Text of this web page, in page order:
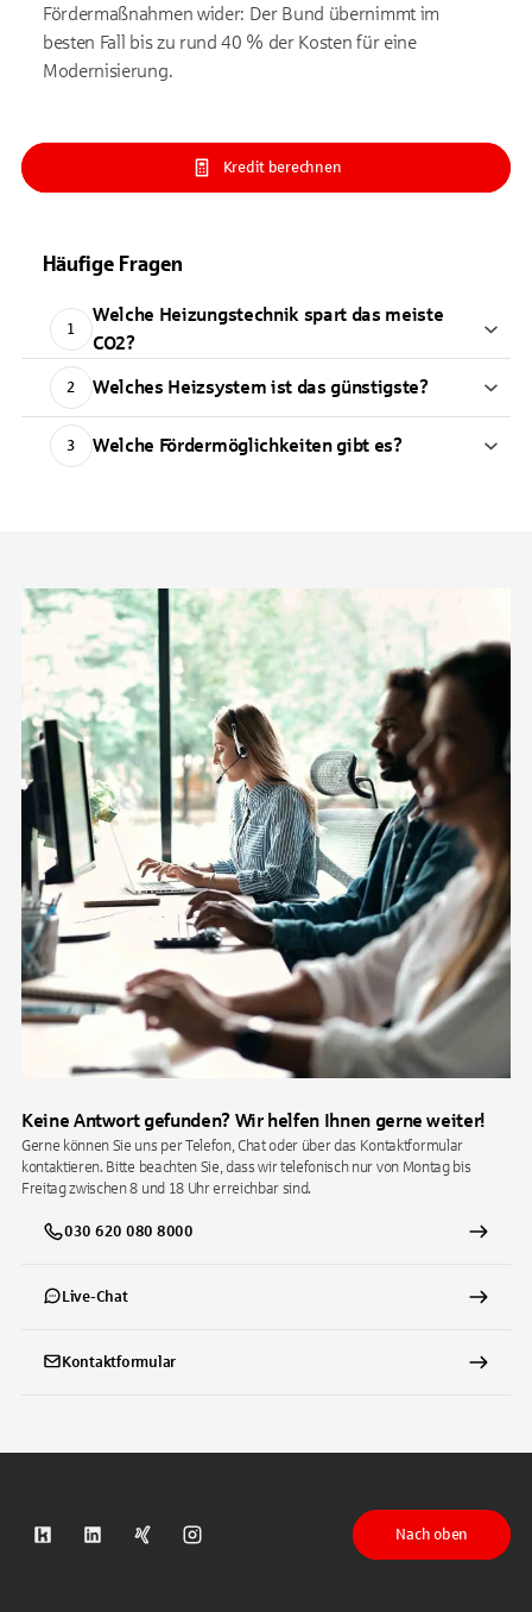
Fördermaßnahmen wider: Der Bund übernimmt im
besten Fall bis zu rund 40 % der Kosten für eine
Modernisierung.
Kredit berechnen
Häufige Fragen
1
Welche Heizungstechnik spart das meiste
CO2?
2 Welches Heizsystem ist das günstigste?
3 Welche Fördermöglichkeiten gibt es?
Keine Antwort gefunden? Wir helfen Ihnen gerne weiter!
Gerne können Sie uns per Telefon, Chat oder über das Kontaktformular
kontaktieren. Bitte beachten Sie, dass wir telefonisch nur von Montag bis
Freitag zwischen 8 und 18 Uhr erreichbar sind.
030 620 080 8000
Live-Chat
Kontaktformular
S-Kreditpartner auf Kununu
S-Kreditpartner auf LinkedIn
S-Kreditpartner auf Xing
S-Kreditpartner auf Instagram
Nach oben